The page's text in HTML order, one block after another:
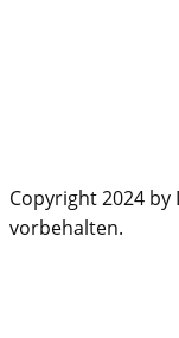
Copyright 2024 by
vorbehalten.